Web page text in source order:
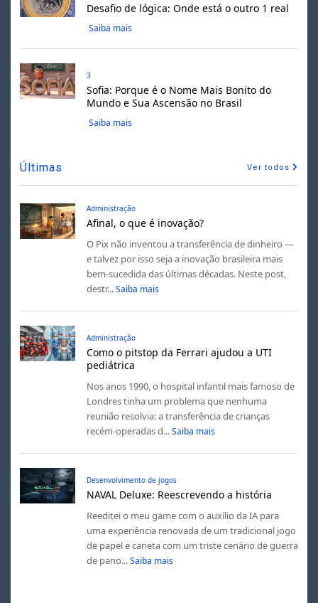
Desafio de lógica: Onde está o outro 1 real
Saiba mais
3
Sofia: Porque é o Nome Mais Bonito do
Mundo e Sua Ascensão no Brasil
Saiba mais
Últimas Ver todos
Administração
Afinal, o que é inovação?
O Pix não inventou a transferência de dinheiro —
e talvez por isso seja a inovação brasileira mais
bem-sucedida das últimas décadas. Neste post,
destr... Saiba mais
Administração
Como o pitstop da Ferrari ajudou a UTI
pediátrica
Nos anos 1990, o hospital infantil mais famoso de
Londres tinha um problema que nenhuma
reunião resolvia: a transferência de crianças
recém-operadas d... Saiba mais
Desenvolvimento de jogos
NAVAL Deluxe: Reescrevendo a história
Reeditei o meu game com o auxílio da IA para
uma experiência renovada de um tradicional jogo
de papel e caneta com um triste cenário de guerra
de pano... Saiba mais